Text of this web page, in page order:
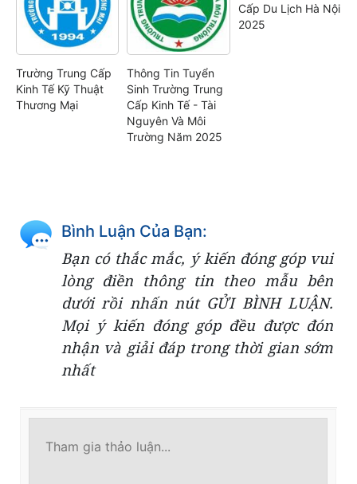
Trường Trung Cấp
Kinh Tế Kỹ Thuật
Thương Mại
Thông Tin Tuyển
Sinh Trường Trung
Cấp Kinh Tế - Tài
Nguyên Và Môi
Trường Năm 2025
Cấp Du Lịch Hà Nội
2025
Bình Luận Của Bạn:
Bạn có thắc mắc, ý kiến đóng góp vui
lòng điền thông tin theo mẫu bên
dưới rồi nhấn nút GỬI BÌNH LUẬN.
Mọi ý kiến đóng góp đều được đón
nhận và giải đáp trong thời gian sớm
nhất